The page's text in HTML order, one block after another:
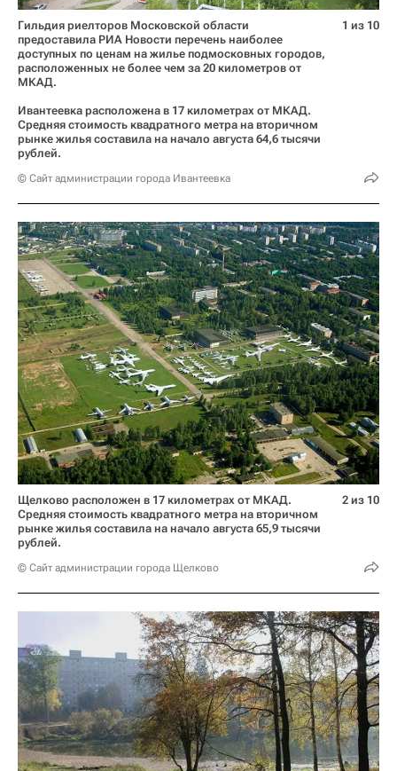
Гильдия риелторов Московской области
предоставила РИА Новости перечень наиболее
доступных по ценам на жилье подмосковных городов,
расположенных не более чем за 20 километров от
МКАД.
Ивантеевка расположена в 17 километрах от МКАД.
Средняя стоимость квадратного метра на вторичном
рынке жилья составила на начало августа 64,6 тысячи
рублей.
© Сайт администрации города Ивантеевка
1 из 10
Щелково расположен в 17 километрах от МКАД.
Средняя стоимость квадратного метра на вторичном
рынке жилья составила на начало августа 65,9 тысячи
рублей.
© Сайт администрации города Щелково
2 из 10